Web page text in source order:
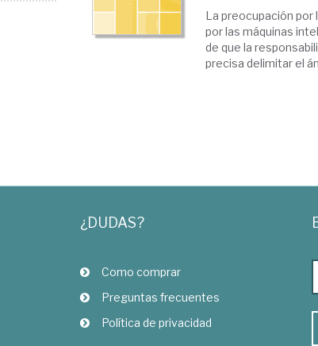
La preocupación por
por las máquinas
de que la
precisa delimitar el
¿DUDAS?
Como comprar
Preguntas frecuentes
Política de privacidad